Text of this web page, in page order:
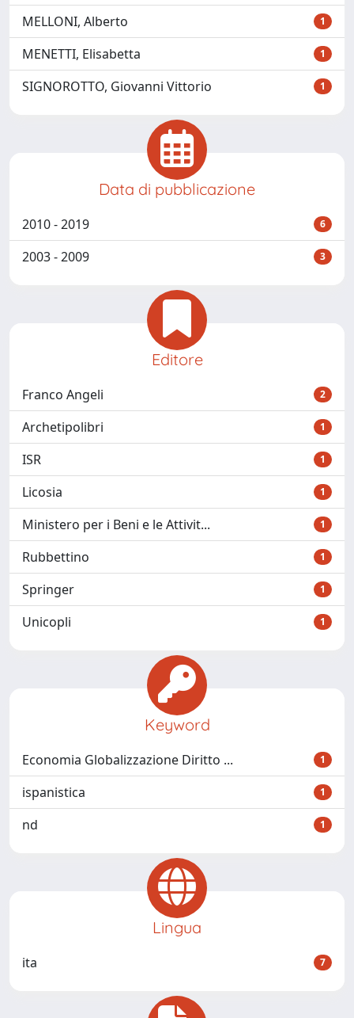
MELLONI, Alberto 1
MENETTI, Elisabetta 1
SIGNOROTTO, Giovanni Vittorio 1
Data di pubblicazione
2010 - 2019 6
2003 - 2009 3
Editore
Franco Angeli 2
Archetipolibri 1
ISR 1
Licosia 1
Ministero per i Beni e le Attivit... 1
Rubbettino 1
Springer 1
Unicopli 1
Keyword
Economia Globalizzazione Diritto ... 1
ispanistica 1
nd 1
Lingua
ita 7